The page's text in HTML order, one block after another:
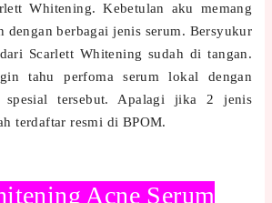
Whitening. Kebetulan aku memang
dengan berbagai jenis serum. Bersyukur
Scarlett Whitening sudah di tangan.
tahu perfoma serum lokal dengan
spesial tersebut. Apalagi jika 2 jenis
terdaftar resmi di BPOM.
Acne Serum